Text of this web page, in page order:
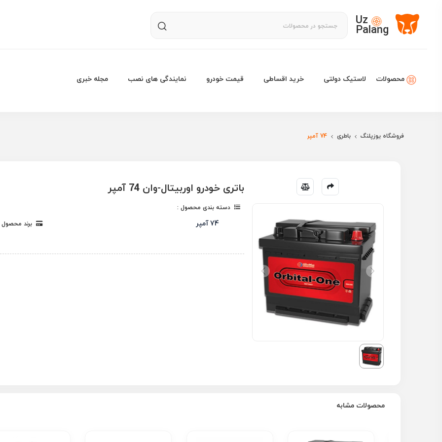
Uz
Palang
محصولات لاستیک دولتی خرید اقساطی قیمت خودرو نمایندگی های نصب مجله خبری
فروشگاه یوزپلنگ باطری 74 آمپر
باتری خودرو اوربیتال-وان 74 آمپر
دسته بندی محصول :
74 آمپر برند
محصولات مشابه